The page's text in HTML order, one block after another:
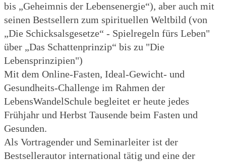
bis „Geheimnis der Lebensenergie“), aber auch mit
seinen Bestsellern zum spirituellen Weltbild (von
„Die Schicksalsgesetze“ - Spielregeln fürs Leben"
über „Das Schattenprinzip“ bis zu "Die
Lebensprinzipien")
Mit dem Online-Fasten, Ideal-Gewicht- und
Gesundheits-Challenge im Rahmen der
LebensWandelSchule begleitet er heute jedes
Frühjahr und Herbst Tausende beim Fasten und
Gesunden.
Als Vortragender und Seminarleiter ist der
Bestsellerautor international tätig und eine der